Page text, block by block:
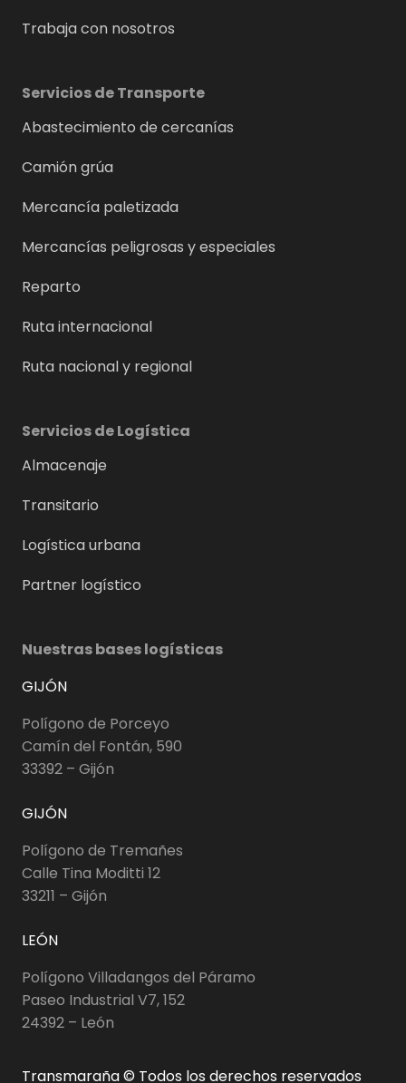
Trabaja con nosotros
Servicios de Transporte
Abastecimiento de cercanías
Camión grúa
Mercancía paletizada
Mercancías peligrosas y especiales
Reparto
Ruta internacional
Ruta nacional y regional
Servicios de Logística
Almacenaje
Transitario
Logística urbana
Partner logístico
Nuestras bases logísticas
GIJÓN
Polígono de Porceyo
Camín del Fontán, 590
33392 – Gijón
GIJÓN
Polígono de Tremañes
Calle Tina Moditti 12
33211 – Gijón
LEÓN
Polígono Villadangos del Páramo
Paseo Industrial V7, 152
24392 – León
Transmaraña © Todos los derechos reservados